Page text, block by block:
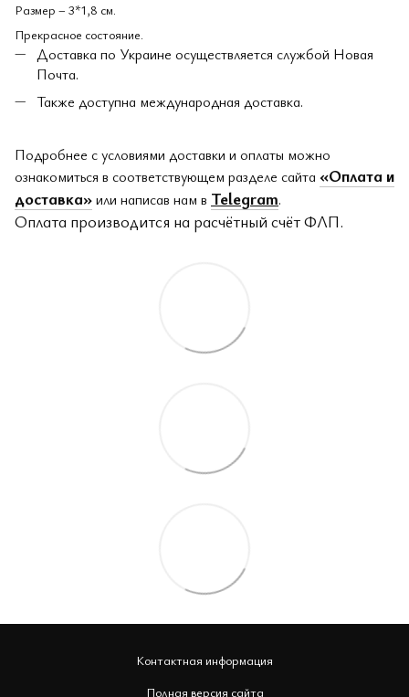
Размер – 3*1,8 см.
Прекрасное состояние.
Доставка по Украине осуществляется службой Новая
Почта.
Также доступна международная доставка.
Подробнее с условиями доставки и оплаты можно
ознакомиться в соответствующем разделе сайта «Оплата и
доставка»или написав нам в Telegram.
Оплата производится на расчётный счёт ФЛП.
Контактная информация
Полная версия сайта